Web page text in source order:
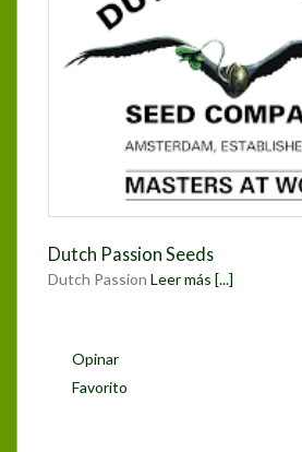
Dutch Passion Seeds
Dutch Passion Leer más [...]
Opinar
Favorito